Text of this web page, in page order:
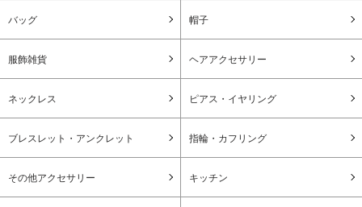
バッグ 帽子
服飾雑貨 ヘアアクセサリー
ネックレス ピアス・イヤリング
ブレスレット・アンクレット 指輪・カフリング
その他アクセサリー キッチン